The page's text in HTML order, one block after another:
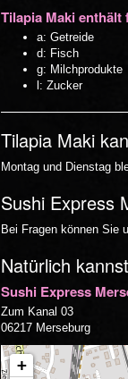
Tilapia Maki
a: Getreide
d: Fisch
g: Milchprodukte
l: Zucker
Tilapia Maki
Montag und Dienstag
Sushi Express
Bei Fragen können Sie
Natürlich
Sushi Express
Zum Kanal 03
06217 Merseburg
+